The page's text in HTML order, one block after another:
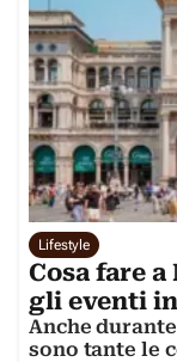
Lifestyle
Cosa fare a
gli eventi
Anche
sono tante le